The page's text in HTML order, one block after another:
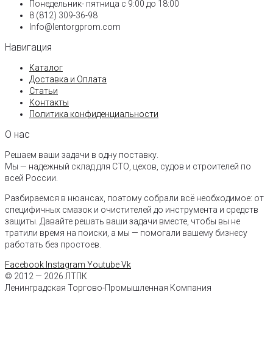
Понедельник- пятница с 9:00 до 18:00​
8 (812) 309-36-98
Info@lentorgprom.com
Навигация
Каталог
Доставка и Оплата
Статьи
Контакты
Политика конфиденциальности
О нас
Решаем ваши задачи в одну поставку.
Мы — надежный склад для СТО, цехов, судов и строителей по
всей России.
Разбираемся в нюансах, поэтому собрали всё необходимое: от
специфичных смазок и очистителей до инструмента и средств
защиты. Давайте решать ваши задачи вместе, чтобы вы не
тратили время на поиски, а мы — помогали вашему бизнесу
работать без простоев.
Facebook Instagram YoutubeVk
© 2012 — 2026 ЛТПК
Ленинградская Торгово-Промышленная Компания